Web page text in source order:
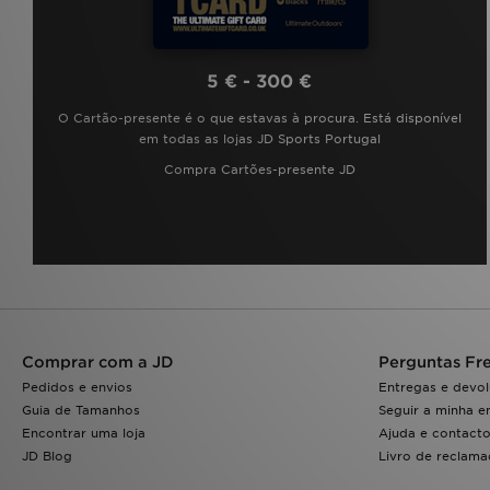
5 € - 300 €
O Cartão-presente é o que estavas à procura. Está disponível
em todas as lojas JD Sports Portugal
Compra Cartões-presente JD
Comprar com a JD
Pedidos e envios
Guia de Tamanhos
Encontrar uma loja
JD Blog
Perguntas
Entregas e
Seguir a minha
Ajuda e
Livro de